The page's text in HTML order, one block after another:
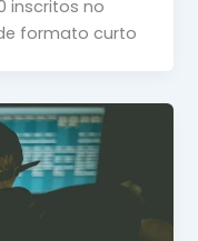
inscritos no
formato curto